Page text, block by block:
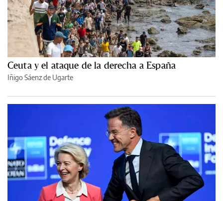
Ceuta y el ataque de la derecha a España
Iñigo Sáenz de Ugarte